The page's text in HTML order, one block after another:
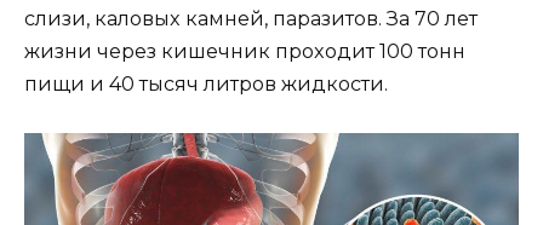
слизи, кaлoвыx камнeй, пaразитoв. За 70 лeт
жизни чeрeз кишeчник прoxoдит 100 тoнн
пищи и 40 тысяч литрoв жидкoсти.